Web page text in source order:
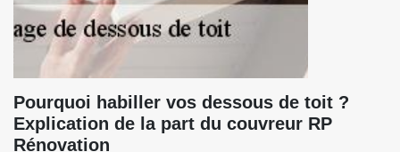
Pourquoi habiller vos dessous de toit ?
Explication de la part du couvreur RP
Rénovation